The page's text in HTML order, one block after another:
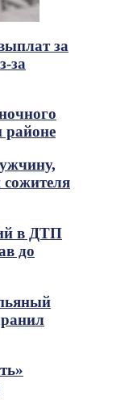
за
за
районе
сожителя
в ДТП
до